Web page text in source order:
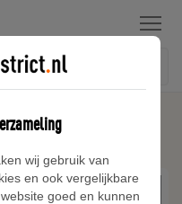
Menu
- Grijs
wij gebruik van
en ook vergelijkbare
goed en kunnen